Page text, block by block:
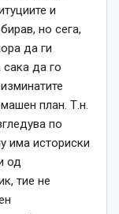
и
но сега,
да ги
сака да го
план. Т.н.
по
има историски
од
тие не